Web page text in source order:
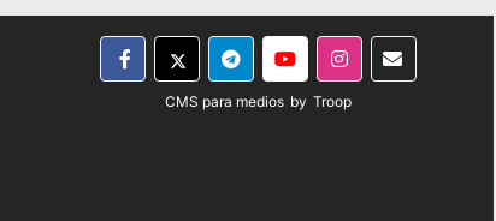
CMS para medios by Troop